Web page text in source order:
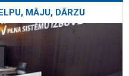
MĀJU, DĀRZU